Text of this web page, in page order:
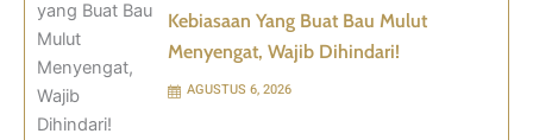
Kebiasaan Yang Buat Bau Mulut
Menyengat, Wajib Dihindari!
AGUSTUS 6, 2026